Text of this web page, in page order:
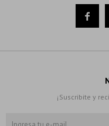

¡Suscribite y